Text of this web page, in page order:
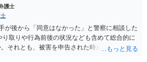
す。これで回答を終わります。
護士
が後から「同意はなかった」と警察に相談した
取りや行為前後の状況なども含めて総合的に
それとも、被害を申告された時点で私がかな